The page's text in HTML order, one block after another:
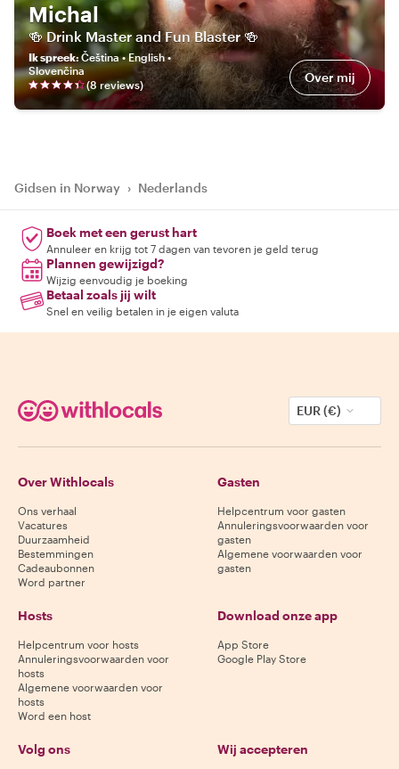
Michal
🍻 Drink Master and Fun Blaster 🍻
Ik spreek:Čeština • English •
Slovenčina
(8reviews) Over mij
Gidsen in Norway › Nederlands
Boek met een gerust hart
Annuleer en krijg tot 7 dagen van tevoren je geld terug
Plannen gewijzigd?
Wijzig eenvoudig je boeking
Betaal zoals jij wilt
Snel en veilig betalen in je eigen valuta
EUR (€)
Over Withlocals
Ons verhaal
Vacatures
Duurzaamheid
Bestemmingen
Cadeaubonnen
Word partner
Gasten
Helpcentrum voor gasten
Annuleringsvoorwaarden voor
gasten
Algemene voorwaarden voor
gasten
Hosts
Helpcentrum voor hosts
Annuleringsvoorwaarden voor
hosts
Algemene voorwaarden voor
hosts
Word een host
Download onze app
App Store
Google Play Store
Volg ons Wij accepteren